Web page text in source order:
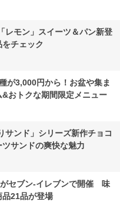
レモン」スイーツ＆パン新登
チェック
が3,000円から！お盆や集ま
おトクな期間限定メニュー
サンド」シリーズ新作チョコ
サンドの爽快な魅力
セブン-イレブンで開催 味
品21品が登場